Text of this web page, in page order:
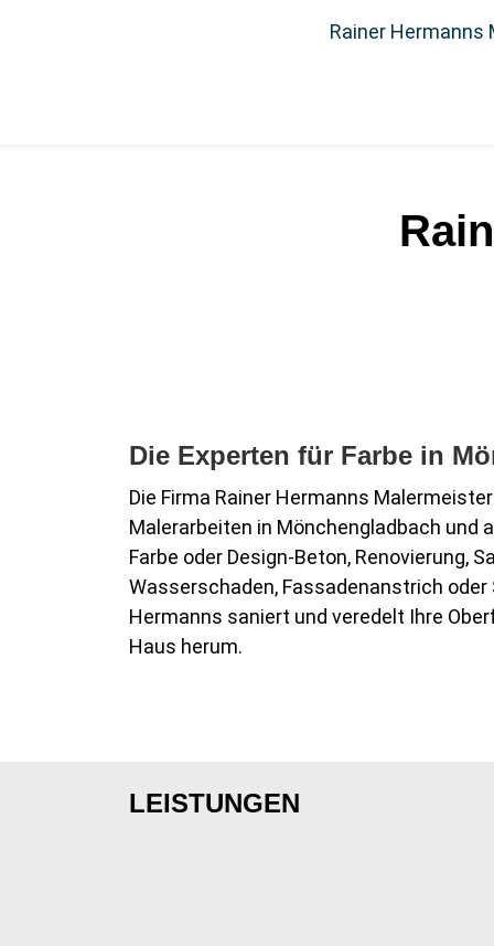
Rainer Hermanns
Die Experten für Farbe in
Die Firma Rainer Hermanns
Malerarbeiten in Mönchengladbach und
Farbe oder Design-Beton, Renovierung,
Wasserschaden, Fassadenanstrich
Hermanns saniert und veredelt Ihre
Haus herum.
LEISTUNGEN